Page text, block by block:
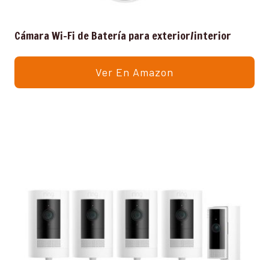
Cámara Wi-Fi de Batería para exterior/interior
Ver En Amazon